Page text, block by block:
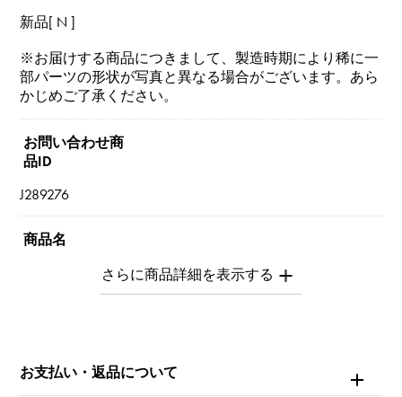
新品[ N ]
※お届けする商品につきまして、製造時期により稀に一
部パーツの形状が写真と異なる場合がございます。あら
かじめご了承ください。
お問い合わせ商
品ID
J289276
商品名
アルファプティ YG ピアス G
お支払い・返品について